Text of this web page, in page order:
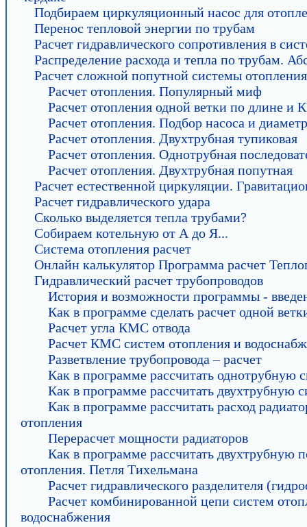
Подбираем циркуляционный насос для
Перенос тепловой энергии по трубам
Расчет гидравлического сопротивления в
Распределение расхода и тепла по трубам.
Расчет сложной попутной системы отопления
Расчет отопления. Популярный миф
Расчет отопления одной ветки по длине и
Расчет отопления. Подбор насоса и
Расчет отопления. Двухтрубная тупиковая
Расчет отопления. Однотрубная
Расчет отопления. Двухтрубная попутная
Расчет естественной циркуляции.
Расчет гидравлического удара
Сколько выделяется тепла трубами?
Собираем котельную от А до Я...
Система отопления расчет
Онлайн калькулятор Программа расчет
Гидравлический расчет трубопроводов
История и возможности программы -
Как в программе сделать расчет одной
Расчет угла КМС отвода
Расчет КМС систем отопления и
Разветвление трубопровода – расчет
Как в программе рассчитать однотрубную
Как в программе рассчитать двухтрубную
Как в программе рассчитать расход
отопления
Перерасчет мощности радиаторов
Как в программе рассчитать двухтрубную
отопления. Петля Тихельмана
Расчет гидравлического разделителя
Расчет комбинированной цепи систем
водоснабжения